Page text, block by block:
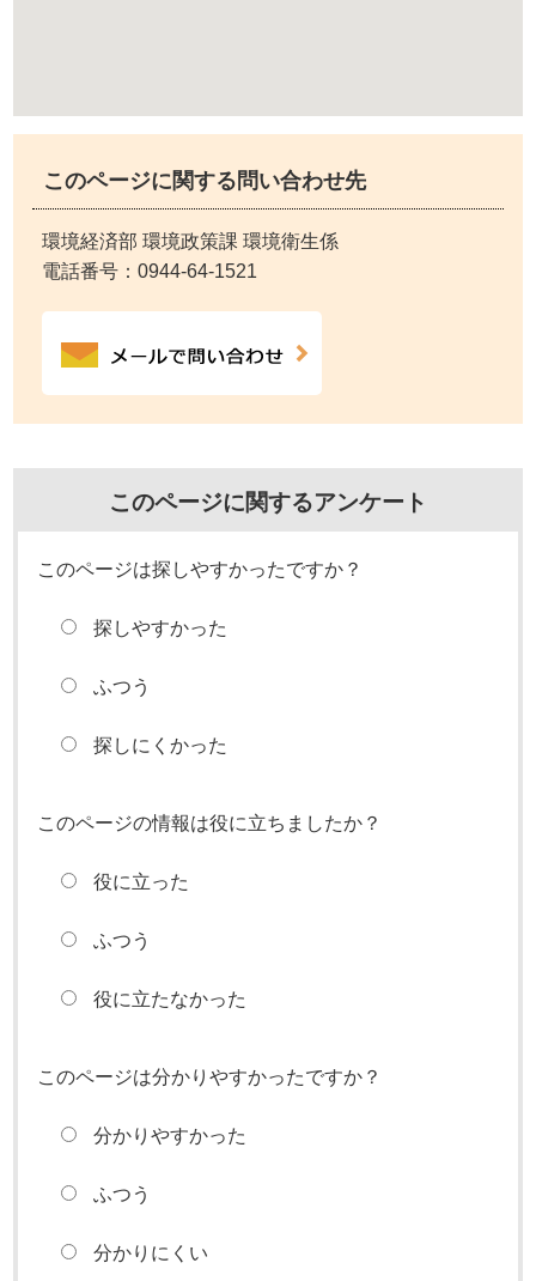
このページに関する問い合わせ先
環境経済部 環境政策課 環境衛生係
電話番号：0944-64-1521
このページに関するアンケート
このページは探しやすかったですか？
探しやすかった
ふつう
探しにくかった
このページの情報は役に立ちましたか？
役に立った
ふつう
役に立たなかった
このページは分かりやすかったですか？
分かりやすかった
ふつう
分かりにくい